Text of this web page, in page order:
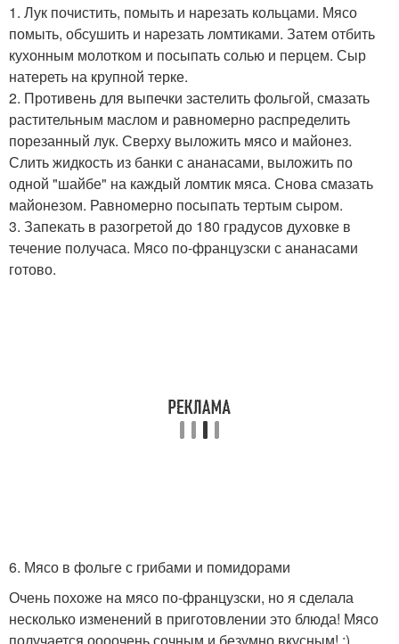
1. Лук почистить, помыть и нарезать кольцами. Мясо
помыть, обсушить и нарезать ломтиками. Затем отбить
кухонным молотком и посыпать солью и перцем. Сыр
натереть на крупной терке.
2. Противень для выпечки застелить фольгой, смазать
растительным маслом и равномерно распределить
порезанный лук. Сверху выложить мясо и майонез.
Слить жидкость из банки с ананасами, выложить по
одной "шайбе" на каждый ломтик мяса. Снова смазать
майонезом. Равномерно посыпать тертым сыром.
3. Запекать в разогретой до 180 градусов духовке в
течение получаса. Мясо по-французски с ананасами
готово.
6. Мясо в фольге с грибами и помидорами
Очень похоже на мясо по-французски, но я сделала
несколько изменений в приготовлении это блюда! Мясо
получается оооочень сочным и безумно вкусным! ;)